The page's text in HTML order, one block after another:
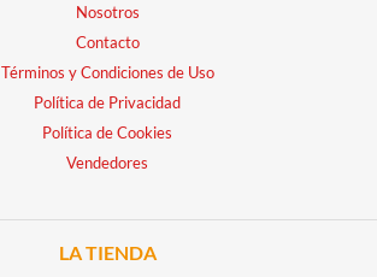
Nosotros
Contacto
Términos y Condiciones de Uso
Política de Privacidad
Política de Cookies
Vendedores
LA TIENDA